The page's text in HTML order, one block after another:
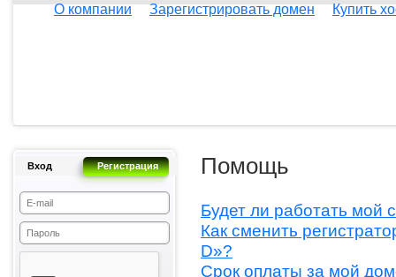
О компании Зарегистрировать домен Купить
Вход Регистрация Помощь
Будет ли работать мой
Как сменить
D»?
Срок оплаты за мой